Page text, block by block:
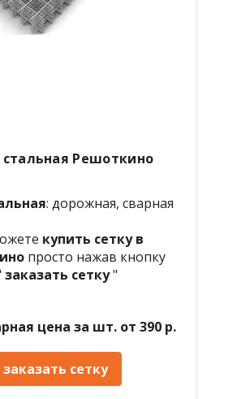
стальная Решоткино
: дорожная, сварная
купить сетку в
просто нажав кнопку
заказать сетку"
цена за шт. от 390 р.
заказать сетку